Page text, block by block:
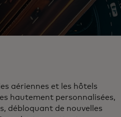
aériennes et les hôtels
hautement personnalisées,
débloquant de nouvelles